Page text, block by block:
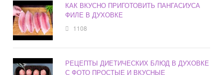
КАК ВКУСНО ПРИГОТОВИТЬ ПАНГАСИУСА
ФИЛЕ В ДУХОВКЕ
1108
РЕЦЕПТЫ ДИЕТИЧЕСКИХ БЛЮД В ДУХОВКЕ
С ФОТО ПРОСТЫЕ И ВКУСНЫЕ